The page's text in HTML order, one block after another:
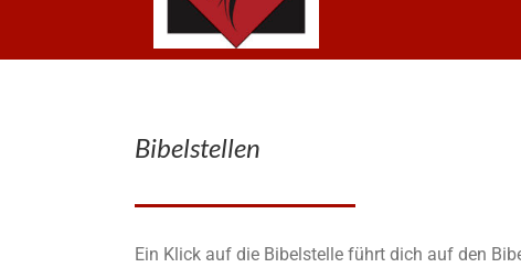
Bibelstellen
Ein Klick auf die Bibelstelle führt dich auf den